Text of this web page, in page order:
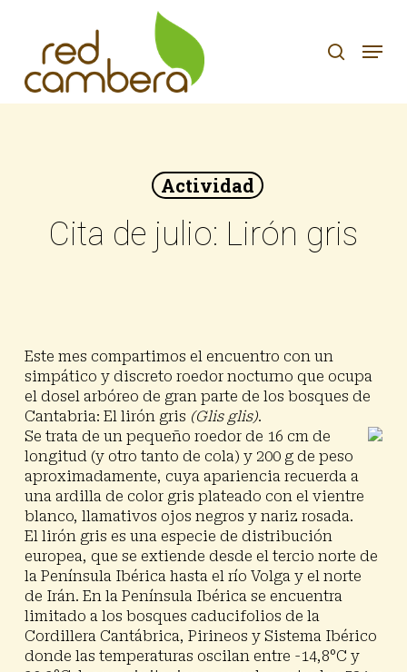
content
Menu
Actividad
Cita de julio: Lirón gris
Este mes compartimos el encuentro con un
simpático y discreto roedor nocturno que ocupa
el dosel arbóreo de gran parte de los bosques de
Cantabria: El lirón gris (Glis glis).
Se trata de un pequeño roedor de 16 cm de
longitud (y otro tanto de cola) y 200 g de peso
aproximadamente, cuya apariencia recuerda a
una ardilla de color gris plateado con el vientre
blanco, llamativos ojos negros y nariz rosada.
El lirón gris es una especie de distribución
europea, que se extiende desde el tercio norte de
la Península Ibérica hasta el río Volga y el norte
de Irán. En la Península Ibérica se encuentra
limitado a los bosques caducifolios de la
Cordillera Cantábrica, Pirineos y Sistema Ibérico
donde las temperaturas oscilan entre -14,8°C y